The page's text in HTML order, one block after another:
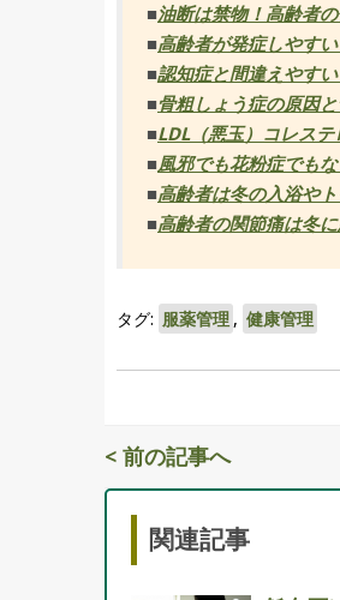
■油断は禁物！高齢者
■高齢者が発症しやす
■認知症と間違えやす
■骨粗しょう症の原因
■LDL（悪玉）コレス
■風邪でも花粉症でも
■高齢者は冬の入浴や
■高齢者の関節痛は冬
タグ: 服薬管理 , 健康管理
< 前の記事へ
関連記事